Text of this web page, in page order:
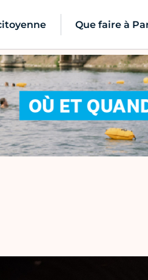
Que faire à